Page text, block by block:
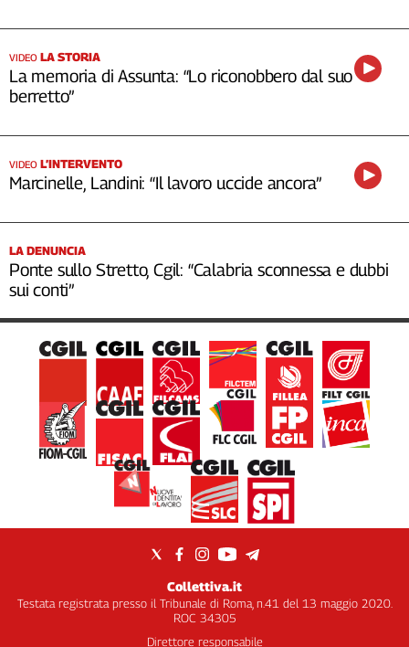
VIDEO LA STORIA
La memoria di Assunta: “Lo riconobbero dal suo
berretto”
VIDEO L’INTERVENTO
Marcinelle, Landini: “Il lavoro uccide ancora”
LA DENUNCIA
Ponte sullo Stretto, Cgil: “Calabria sconnessa e dubbi
sui conti”
Collettiva.it
Testata registrata presso il Tribunale di Roma, n.41 del 13 maggio 2020.
ROC 34305
Direttore responsabile